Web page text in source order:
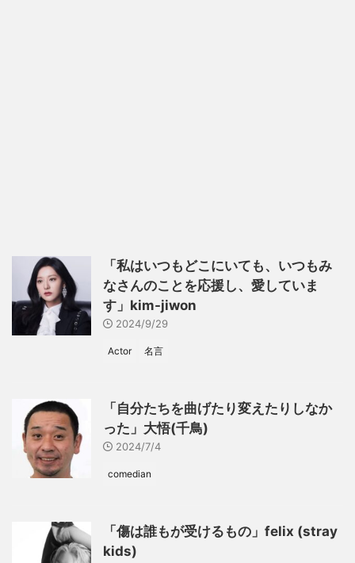
「私はいつもどこにいても、いつもみ
なさんのことを応援し、愛していま
す」kim-jiwon
2024/9/29
Actor 名言
「自分たちを曲げたり変えたりしなか
った」大悟(千鳥)
2024/7/4
comedian
「傷は誰もが受けるもの」felix (stray
kids)